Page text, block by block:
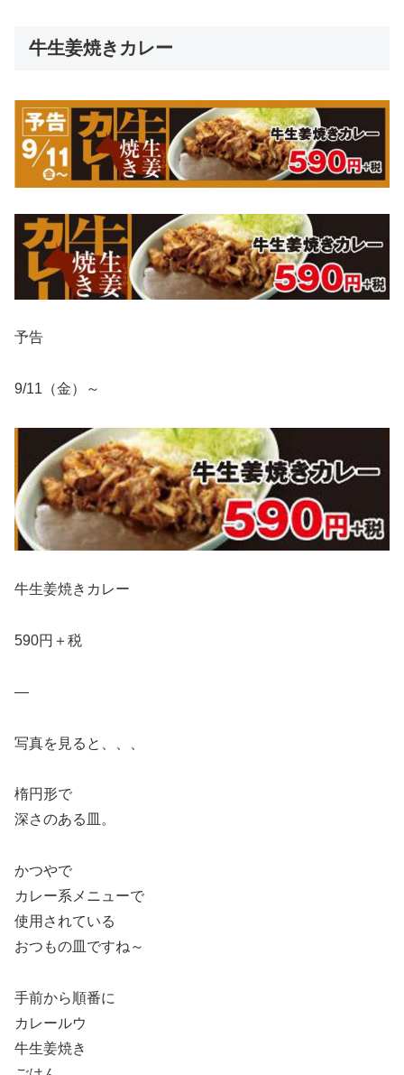
牛生姜焼きカレー
予告
9/11（金）～
牛生姜焼きカレー
590円＋税
—
写真を見ると、、、
楕円形で
深さのある皿。
かつやで
カレー系メニューで
使用されている
おつもの皿ですね～
手前から順番に
カレールウ
牛生姜焼き